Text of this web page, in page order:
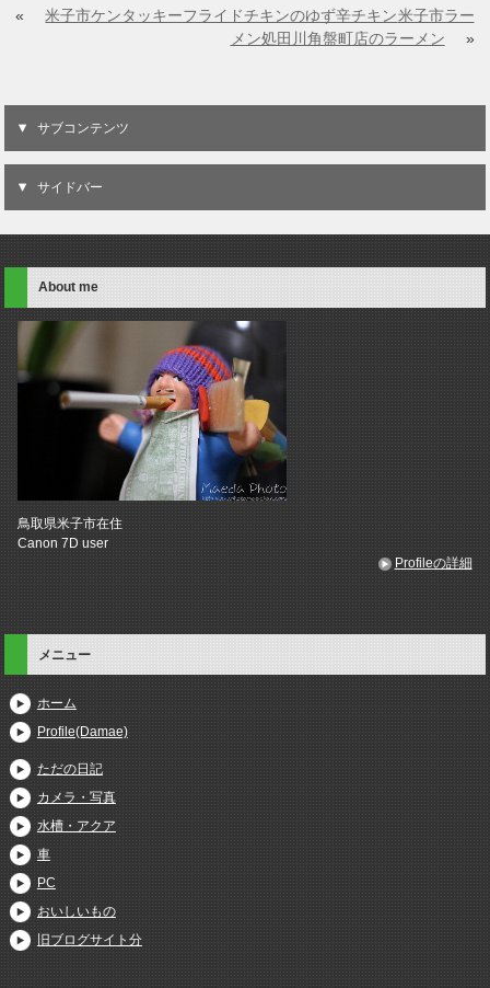
« 米子市ケンタッキーフライドチキンのゆず辛チキン米子市ラー
メン処田川角盤町店のラーメン
»
サブコンテンツ
サイドバー
About me
鳥取県米子市在住
Canon 7D user
Profileの詳細
メニュー
ホーム
Profile(Damae)
ただの日記
カメラ・写真
水槽・アクア
車
PC
おいしいもの
旧ブログサイト分